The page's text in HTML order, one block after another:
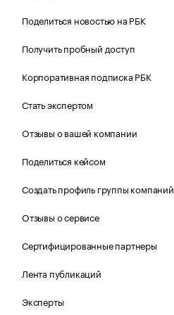
Поделиться новостью на РБК
Получить пробный доступ
Корпоративная подписка РБК
Стать экспертом
Отзывы о вашей компании
Поделиться кейсом
Создать профиль группы компаний
Отзывы о сервисе
Сертифицированные партнеры
Лента публикаций
Эксперты